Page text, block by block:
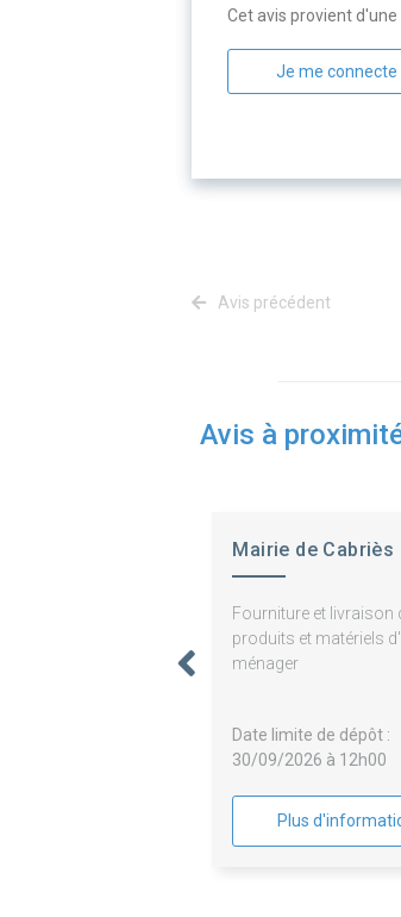
Cet avis provient
Je me connecte
Avis précédent
Avis à
Mairie de Cabriès
Fourniture et livraison
produits et matériels
ménager
Date limite de dépôt :
30/09/2026 à 12h00
Plus